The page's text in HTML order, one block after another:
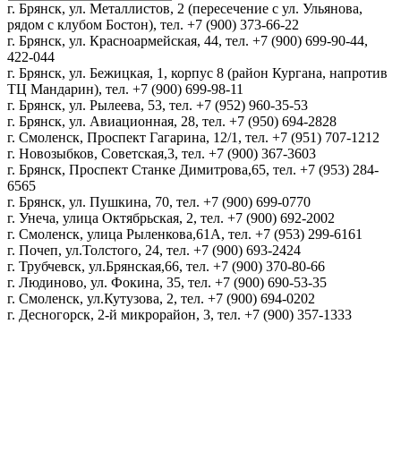
г. Брянск, ул. Металлистов, 2 (пересечение с ул. Ульянова,
рядом с клубом Бостон), тел. +7 (900) 373-66-22
г. Брянск, ул. Красноармейская, 44, тел. +7 (900) 699-90-44,
422-044
г. Брянск, ул. Бежицкая, 1, корпус 8 (район Кургана, напротив
ТЦ Мандарин), тел. +7 (900) 699-98-11
г. Брянск, ул. Рылеева, 53, тел. +7 (952) 960-35-53
г. Брянск, ул. Авиационная, 28, тел. +7 (950) 694-2828
г. Смоленск, Проспект Гагарина, 12/1, тел. +7 (951) 707-1212
г. Новозыбков, Советская,3, тел. +7 (900) 367-3603
г. Брянск, Проспект Станке Димитрова,65, тел. +7 (953) 284-
6565
г. Брянск, ул. Пушкина, 70, тел. +7 (900) 699-0770
г. Унеча, улица Октябрьская, 2, тел. +7 (900) 692-2002
г. Смоленск, улица Рыленкова,61А, тел. +7 (953) 299-6161
г. Почеп, ул.Толстого, 24, тел. +7 (900) 693-2424
г. Трубчевск, ул.Брянская,66, тел. +7 (900) 370-80-66
г. Людиново, ул. Фокина, 35, тел. +7 (900) 690-53-35
г. Смоленск, ул.Кутузова, 2, тел. +7 (900) 694-0202
г. Десногорск, 2-й микрорайон, 3, тел. +7 (900) 357-1333